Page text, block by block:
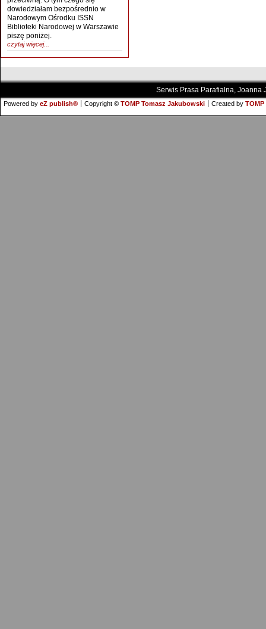
dowiedziałam bezpośrednio w
Narodowym Ośrodku ISSN
Biblioteki Narodowej w Warszawie
piszę poniżej.
czytaj więcej...
Serwis Prasa Parafialna, Joanna
Powered by eZ publish® Copyright © TOMP Tomasz Jakubowski Created by TOMP